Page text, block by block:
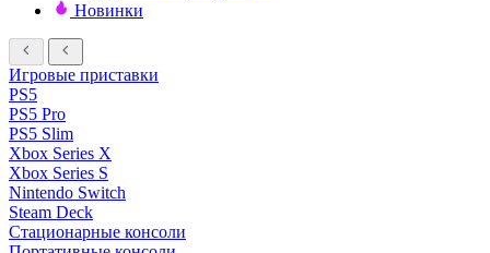
Новинки
Игровые приставки
PS5
PS5 Pro
PS5 Slim
Xbox Series X
Xbox Series S
Nintendo Switch
Steam Deck
Стационарные консоли